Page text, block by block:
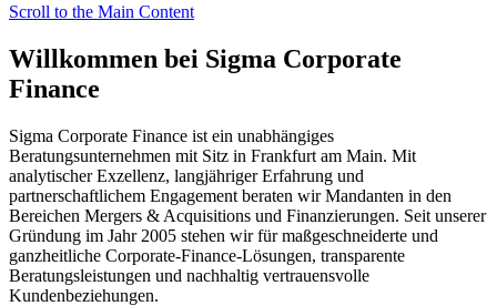
Scroll to the Main Content
Willkommen bei Sigma Corporate
Finance
Sigma Corporate Finance ist ein unabhängiges
Beratungsunternehmen mit Sitz in Frankfurt am Main. Mit
analytischer Exzellenz, langjähriger Erfahrung und
partnerschaftlichem Engagement beraten wir Mandanten in den
Bereichen Mergers & Acquisitions und Finanzierungen. Seit unserer
Gründung im Jahr 2005 stehen wir für maßgeschneiderte und
ganzheitliche Corporate-Finance-Lösungen, transparente
Beratungsleistungen und nachhaltig vertrauensvolle
Kundenbeziehungen.